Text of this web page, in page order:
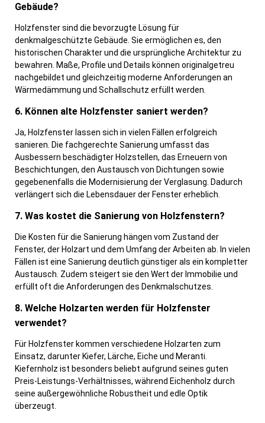
Gebäude?
Holzfenster sind die bevorzugte Lösung für
denkmalgeschützte Gebäude. Sie ermöglichen es, den
historischen Charakter und die ursprüngliche Architektur zu
bewahren. Maße, Profile und Details können originalgetreu
nachgebildet und gleichzeitig moderne Anforderungen an
Wärmedämmung und Schallschutz erfüllt werden.
6. Können alte Holzfenster saniert werden?
Ja, Holzfenster lassen sich in vielen Fällen erfolgreich
sanieren. Die fachgerechte Sanierung umfasst das
Ausbessern beschädigter Holzstellen, das Erneuern von
Beschichtungen, den Austausch von Dichtungen sowie
gegebenenfalls die Modernisierung der Verglasung. Dadurch
verlängert sich die Lebensdauer der Fenster erheblich.
7. Was kostet die Sanierung von Holzfenstern?
Die Kosten für die Sanierung hängen vom Zustand der
Fenster, der Holzart und dem Umfang der Arbeiten ab. In vielen
Fällen ist eine Sanierung deutlich günstiger als ein kompletter
Austausch. Zudem steigert sie den Wert der Immobilie und
erfüllt oft die Anforderungen des Denkmalschutzes.
8. Welche Holzarten werden für Holzfenster
verwendet?
Für Holzfenster kommen verschiedene Holzarten zum
Einsatz, darunter Kiefer, Lärche, Eiche und Meranti.
Kiefernholz ist besonders beliebt aufgrund seines guten
Preis-Leistungs-Verhältnisses, während Eichenholz durch
seine außergewöhnliche Robustheit und edle Optik
überzeugt.